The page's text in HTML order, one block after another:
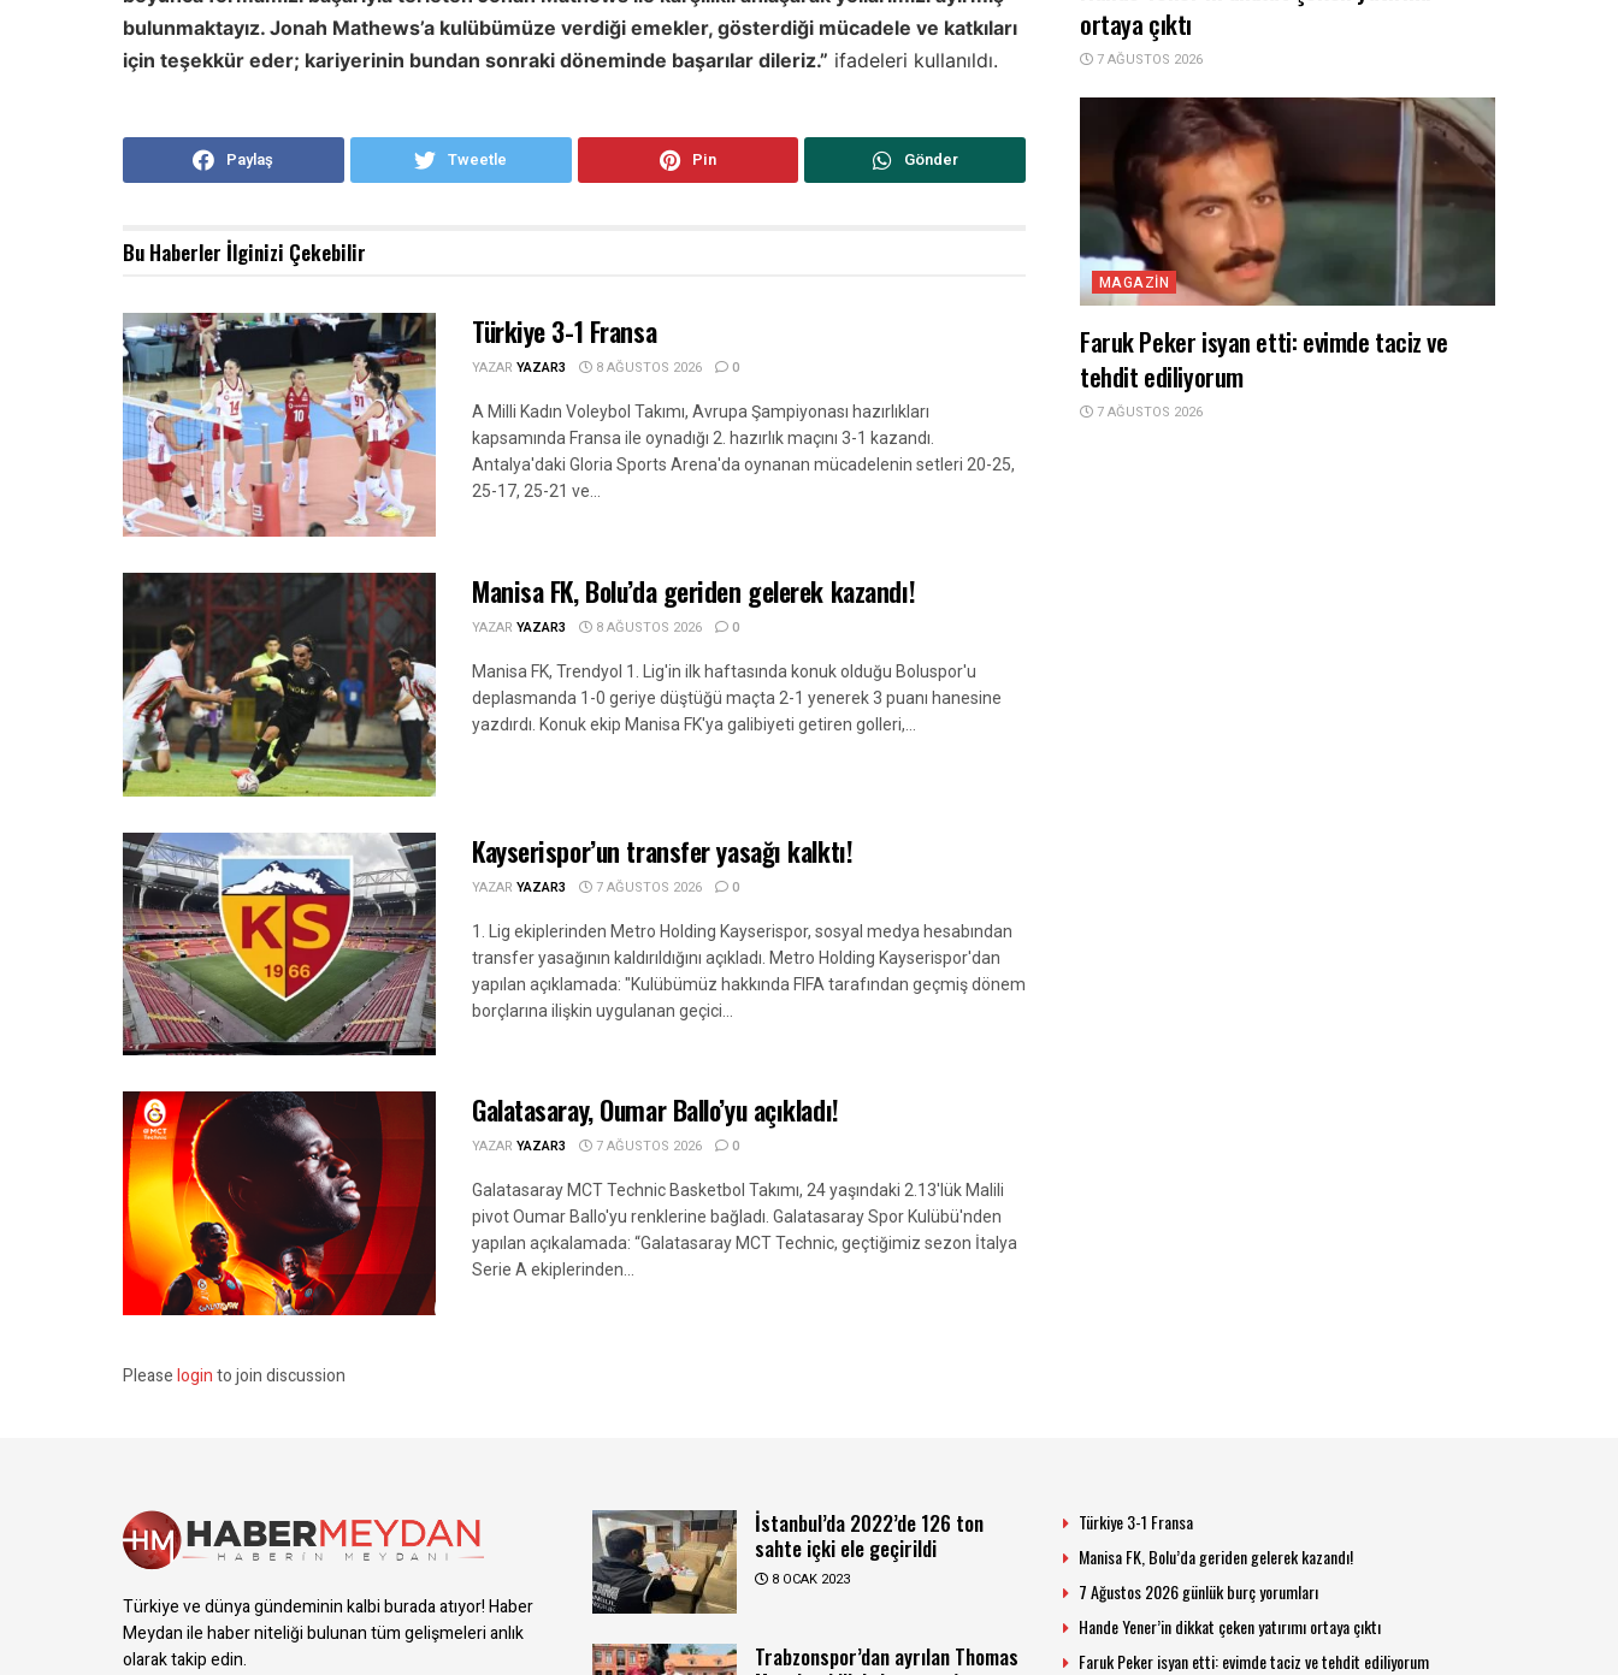
bulunmaktayız. Jonah Mathews’a kulübümüze verdiği emekler, gösterdiği mücadele ve katkıları
için teşekkür eder; kariyerinin bundan sonraki döneminde başarılar dileriz.” ifadeleri kullanıldı.
Paylaş Tweetle Pin Gönder
Bu Haberler İlginizi Çekebilir
Türkiye 3-1 Fransa
YAZAR YAZAR3 8 AĞUSTOS 2026 0
A Milli Kadın Voleybol Takımı, Avrupa Şampiyonası hazırlıkları
kapsamında Fransa ile oynadığı 2. hazırlık maçını 3-1 kazandı.
Antalya'daki Gloria Sports Arena'da oynanan mücadelenin setleri 20-25,
25-17, 25-21 ve...
Manisa FK, Bolu’da geriden gelerek kazandı!
YAZAR YAZAR3 8 AĞUSTOS 2026 0
Manisa FK, Trendyol 1. Lig'in ilk haftasında konuk olduğu Boluspor'u
deplasmanda 1-0 geriye düştüğü maçta 2-1 yenerek 3 puanı hanesine
yazdırdı. Konuk ekip Manisa FK'ya galibiyeti getiren golleri,...
Kayserispor’un transfer yasağı kalktı!
YAZAR YAZAR3 7 AĞUSTOS 2026 0
1. Lig ekiplerinden Metro Holding Kayserispor, sosyal medya hesabından
transfer yasağının kaldırıldığını açıkladı. Metro Holding Kayserispor'dan
yapılan açıklamada: "Kulübümüz hakkında FIFA tarafından geçmiş dönem
borçlarına ilişkin uygulanan geçici...
Galatasaray, Oumar Ballo’yu açıkladı!
YAZAR YAZAR3 7 AĞUSTOS 2026 0
Galatasaray MCT Technic Basketbol Takımı, 24 yaşındaki 2.13'lük Malili
pivot Oumar Ballo'yu renklerine bağladı. Galatasaray Spor Kulübü'nden
yapılan açıkalamada: “Galatasaray MCT Technic, geçtiğimiz sezon İtalya
Serie A ekiplerinden...
Pleaseloginto join discussion
ortaya çıktı
7 AĞUSTOS 2026
MAGAZIN
Faruk Peker isyan etti: evimde taciz ve
tehdit ediliyorum
7 AĞUSTOS 2026
Türkiye ve dünya gündeminin kalbi burada atıyor! Haber
Meydan ile haber niteliği bulunan tüm gelişmeleri anlık
olarak takip edin.
İstanbul’da 2022’de 126 ton
sahte içki ele geçirildi
8 OCAK 2023
Trabzonspor’dan ayrılan Thomas
Türkiye 3-1 Fransa
Manisa FK, Bolu’da geriden gelerek kazandı!
7 Ağustos 2026 günlük burç yorumları
Hande Yener’in dikkat çeken yatırımı ortaya çıktı
Faruk Peker isyan etti: evimde taciz ve tehdit ediliyorum